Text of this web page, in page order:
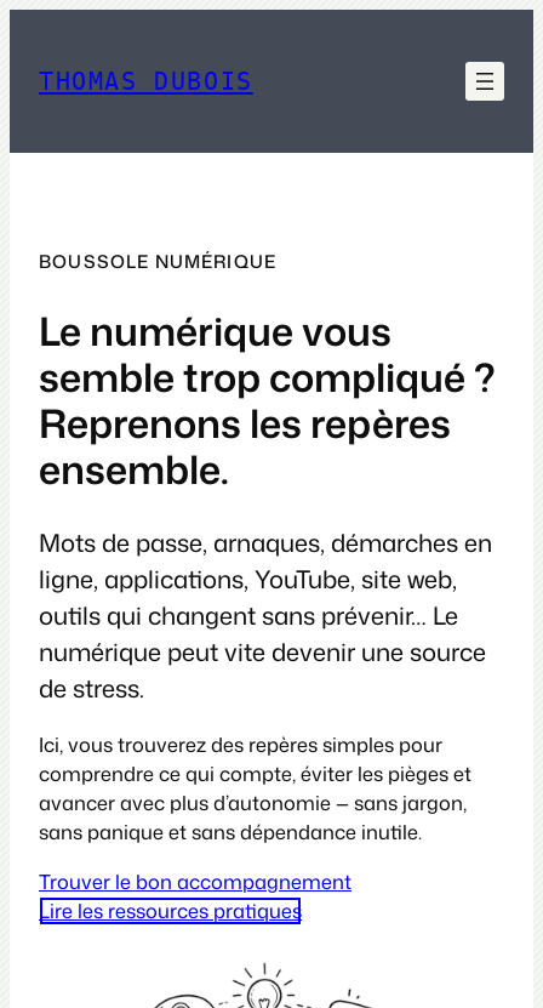
contenu
THOMAS DUBOIS
BOUSSOLE NUMÉRIQUE
Le numérique vous
semble trop compliqué ?
Reprenons les repères
ensemble.
Mots de passe, arnaques, démarches en
ligne, applications, YouTube, site web,
outils qui changent sans prévenir… Le
numérique peut vite devenir une source
de stress.
Ici, vous trouverez des repères simples pour
comprendre ce qui compte, éviter les pièges et
avancer avec plus d’autonomie — sans jargon,
sans panique et sans dépendance inutile.
Trouver le bon accompagnement
Lire les ressources pratiques